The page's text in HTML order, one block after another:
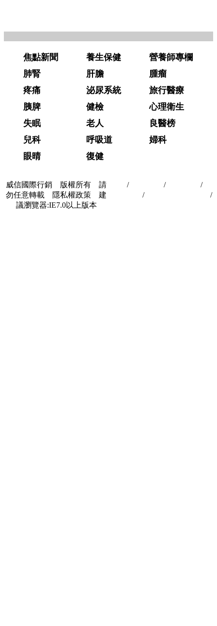
焦點新聞 養生保健
營養師專欄
肺腎
肝膽
腫瘤
疼痛
泌尿系統
旅行醫療
胰脾
健檢
心理衛生
失眠
老人
良醫榜
兒科
呼吸道
婦科
眼晴
復健
威信國際行銷 版權所有 請
勿任意轉載 隱私權政策 建
議瀏覽器:IE7.0以上版本
/ / /
/
/